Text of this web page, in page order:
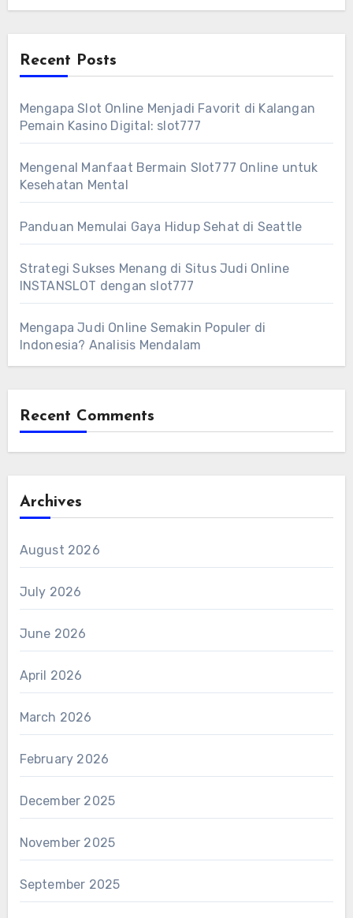
Recent Posts
Mengapa Slot Online Menjadi Favorit di Kalangan
Pemain Kasino Digital: slot777
Mengenal Manfaat Bermain Slot777 Online untuk
Kesehatan Mental
Panduan Memulai Gaya Hidup Sehat di Seattle
Strategi Sukses Menang di Situs Judi Online
INSTANSLOT dengan slot777
Mengapa Judi Online Semakin Populer di
Indonesia? Analisis Mendalam
Recent Comments
Archives
August 2026
July 2026
June 2026
April 2026
March 2026
February 2026
December 2025
November 2025
September 2025